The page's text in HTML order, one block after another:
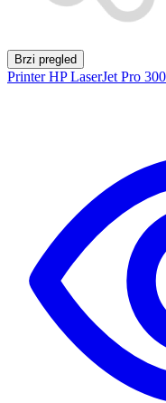
Brzi pregled
Printer HP LaserJet Pro